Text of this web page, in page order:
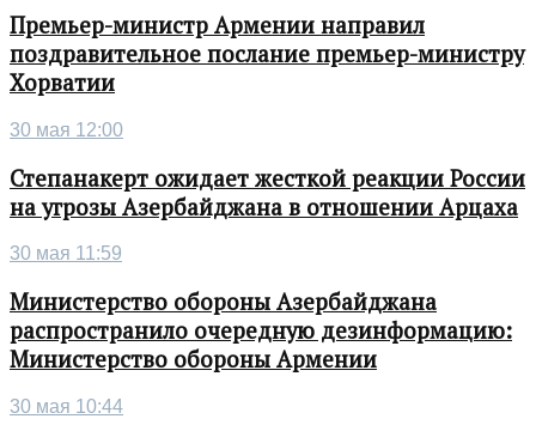
Премьер-министр Армении направил
поздравительное послание премьер-министру
Хорватии
30 мая 12:00
Степанакерт ожидает жесткой реакции России
на угрозы Азербайджана в отношении Арцаха
30 мая 11:59
Министерство обороны Азербайджана
распространило очередную дезинформацию:
Министерство обороны Армении
30 мая 10:44